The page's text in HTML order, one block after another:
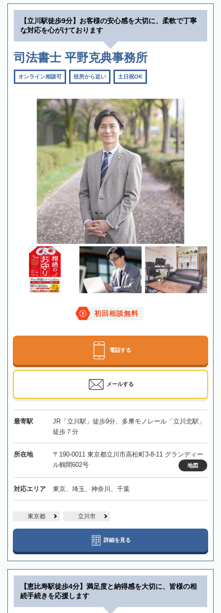
【立川駅徒歩9分】お客様の安心感を大切に、柔軟で丁寧
な対応を心がけております
司法書士 平野克典事務所
オンライン相談可 役所から近い 土日祝OK
初回相談無料
電話する
メールする
最寄駅
JR「立川駅」徒歩9分、多摩モノレール「立川北駅」
徒歩７分
所在地
〒190-0011 東京都立川市高松町3-8-11 グランディー
ル鶴間602号
地図
対応エリア 東京、埼玉、神奈川、千葉
東京都 立川市
詳細を見る
【恵比寿駅徒歩4分】満足度と納得感を大切に、皆様の相
続手続きを応援します